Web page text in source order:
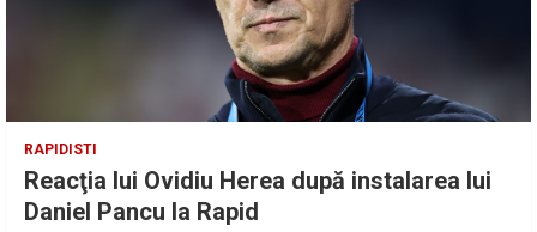
RAPIDISTI
Reacţia lui Ovidiu Herea după instalarea lui
Daniel Pancu la Rapid